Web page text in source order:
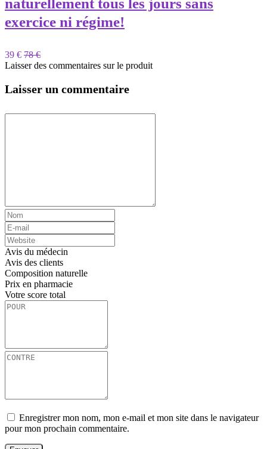
naturellement tous les jours sans
exercice ni régime!
39 € 78 €
Laisser des commentaires sur le produit
Laisser un commentaire
Avis du médecin
Avis des clients
Composition naturelle
Prix ​​en pharmacie
Votre score total
Enregistrer mon nom, mon e-mail et mon site dans le navigateur
pour mon prochain commentaire.